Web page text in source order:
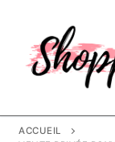
contenu
ACCUEIL